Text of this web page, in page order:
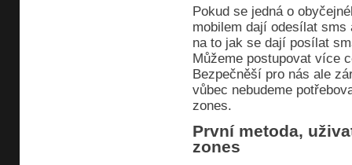
Pokud se jedná o
mobilem dají odesílat
na to jak se dají posílat
Můžeme postupovat více
Bezpečněší pro nás ale
vůbec nebudeme
zones.
První metoda,
zones